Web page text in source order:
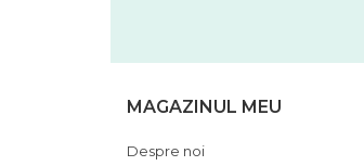
MAGAZINUL MEU
Despre noi